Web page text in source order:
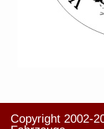
Copyright 2002-